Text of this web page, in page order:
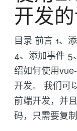
开发
目录 前言 1、
4、添加事件 5
绍如何使用
开发。 我们可
前端开发，并
码，只需要复